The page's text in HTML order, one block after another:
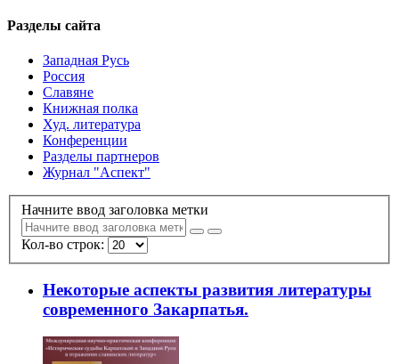
Разделы сайта
Западная Русь
Россия
Славяне
Книжная полка
Худ. литература
Конференции
Разделы партнеров
Журнал "Аспект"
Начните ввод заголовка метки
Кол-во строк:
Некоторые аспекты развития литературы
современного Закарпатья.